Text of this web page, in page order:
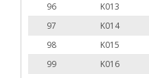
96
K013
97
K014
98
K015
99
K016